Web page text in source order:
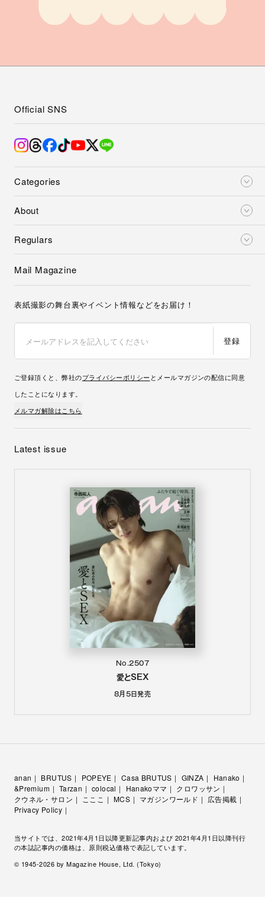
Categories
About
Regulars
Official SNS
Mail Magazine
表紙撮影の舞台裏やイベント情報などをお届け！
登録
ご登録頂くと、弊社のプライバシーポリシー とメールマガジンの配信に同意
したことになります。
メルマガ解除はこちら
Latest issue
No.2507
愛とSEX
8月5日発売
anan BRUTUS POPEYE Casa BRUTUS GINZA
Hanako
&Premium
Tarzan colocal Hanakoママ
クロワッサン
クウネル・サロン
こここ MCS マガジンワールド
広告掲載
Privacy Policy
当サイトでは、2021年4月1日以降更新記事内および 2021年4月1日以降刊行
の本誌記事内の価格は、原則税込価格で表記しています。
© 1945-2026 by Magazine House, Ltd. (Tokyo)